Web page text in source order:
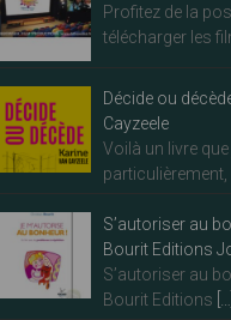
Profitez de la
télécharger les
Décide ou
Cayzeele
Voilà un livre
S’autoriser au
Bourit Editions
S’autoriser au
Bourit Editions